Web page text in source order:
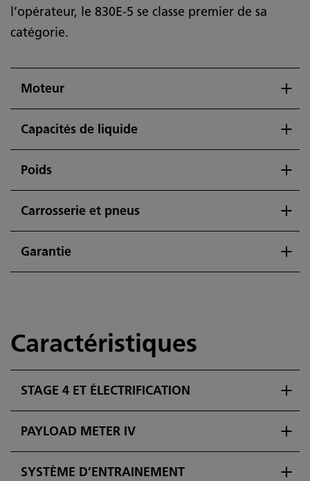
l’opérateur, le 830E-5 se classe premier de sa
catégorie.
Moteur
Capacités de liquide
Poids
Carrosserie et pneus
Garantie
Caractéristiques
STAGE 4 ET ÉLECTRIFICATION
PAYLOAD METER IV
SYSTÈME D’ENTRAINEMENT